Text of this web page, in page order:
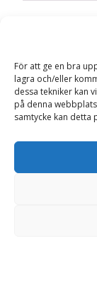
För att ge en bra
lagra och/eller
dessa tekniker kan
på denna
samtycke kan detta
Det finns inga
Bli först
Din e-